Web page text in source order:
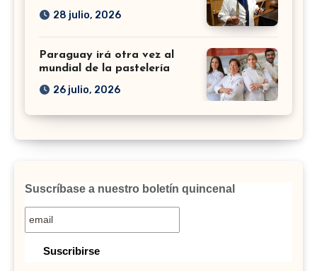
28 julio, 2026
Paraguay irá otra vez al
mundial de la pastelería
26 julio, 2026
Suscríbase a nuestro boletín quincenal